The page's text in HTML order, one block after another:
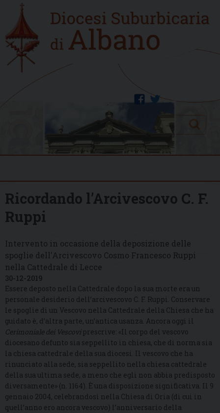
content
Home
new
twitter
facebook
Search
Ricordando l’Arcivescovo C. F.
Ruppi
Intervento in occasione della deposizione delle
spoglie dell'Arcivescovo Cosmo Francesco Ruppi
nella Cattedrale di Lecce
30-12-2019
Essere deposto nella Cattedrale dopo la sua morte era un
personale desiderio dell’arcivescovo C. F. Ruppi. Conservare
le spoglie di un Vescovo nella Cattedrale della Chiesa che ha
guidato è, d’altra parte, un’antica usanza. Ancora oggi il
Cerimoniale dei Vescovi prescrive: «Il corpo del vescovo
diocesano defunto sia seppellito in chiesa, che di norma sia
la chiesa cattedrale della sua diocesi. Il vescovo che ha
rinunciato alla sede, sia seppellito nella chiesa cattedrale
della sua ultima sede, a meno che egli non abbia predisposto
diversamente» (n. 1164). È una disposizione significativa. Il 9
gennaio 2004, celebrandosi nella Chiesa di Oria (di cui in
quell’anno ero ancora vescovo) l’anniversario della